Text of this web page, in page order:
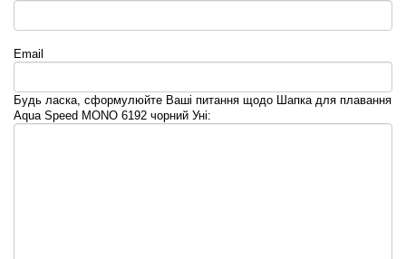
Email
Будь ласка, сформулюйте Ваші питання щодо Шапка для плавання
Aqua Speed MONO 6192 чорний Уні: